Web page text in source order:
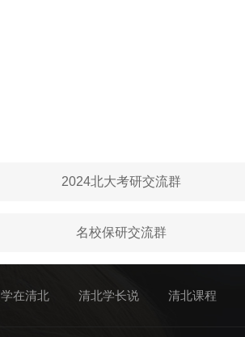
2024北大考研交流群
名校保研交流群
学在清北 清北学长说 清北课程